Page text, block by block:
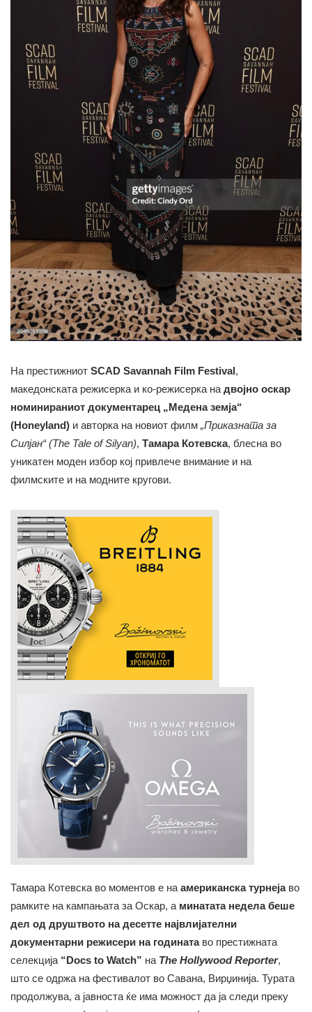
На престижниот SCAD Savannah Film Festival ,
македонската режисерка и ко-режисерка надвојно оскар
номинираниот документарец „Медена земја“
(Honeyland) и авторка на новиот филм „Приказната за
Силјан“ (The Tale of Silyan), Тамара Котевска, блесна во
уникатен моден избор кој привлече внимание и на
филмските и на модните кругови.
Тамара Котевска во моментов е наамериканска турнејаво
рамките на кампањата за Оскар, а минатата недела беше
дел од друштвото на десетте највлијателни
документарни режисери на годинатаво престижната
селекција “Docs to Watch” на The Hollywood Reporter,
што се одржа на фестивалот во Савана, Вирџинија. Турата
продолжува, а јавноста ќе има можност да ја следи преку